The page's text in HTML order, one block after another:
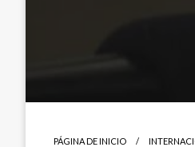
PÁGINA DE INICIO